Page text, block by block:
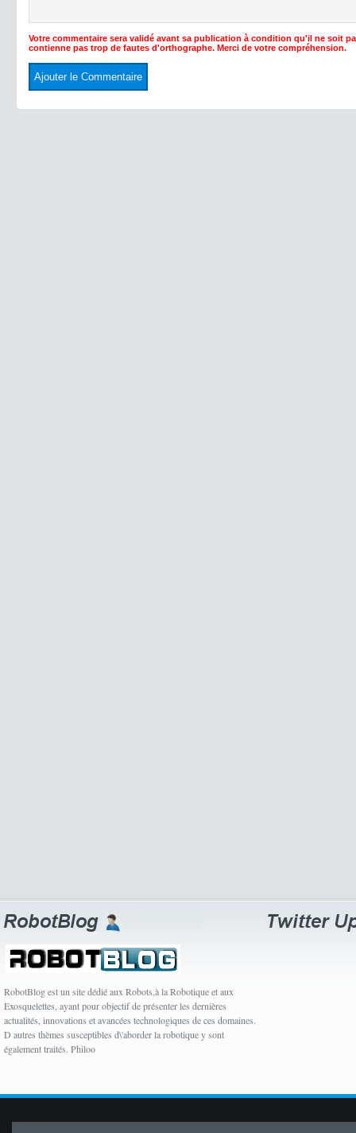
Votre commentaire sera validé avant sa publication à condition qu'il ne soit
contienne pas trop de fautes d'orthographe. Merci de votre compréhension.
RobotBlog est un site dédié aux Robots,à la Robotique et aux
Exosquelettes, ayant pour objectif de présenter les dernières
actualités, innovations et avancées technologiques de ces domaines.
D autres thèmes susceptibles d\'aborder la robotique y sont
également traités. Philoo